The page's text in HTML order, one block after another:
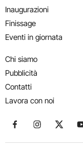
Inaugurazioni
Finissage
Eventi in giornata
Chi siamo
Pubblicità
Contatti
Lavora con noi
Seguici suSeguici su